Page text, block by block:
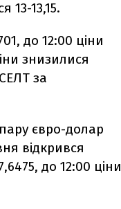
13-13,15.
до 12:00 ціни
знизилися
за
євро-долар
відкрився
до 12:00 ціни